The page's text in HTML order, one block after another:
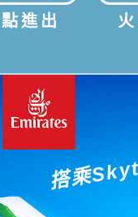
進出
搭乘